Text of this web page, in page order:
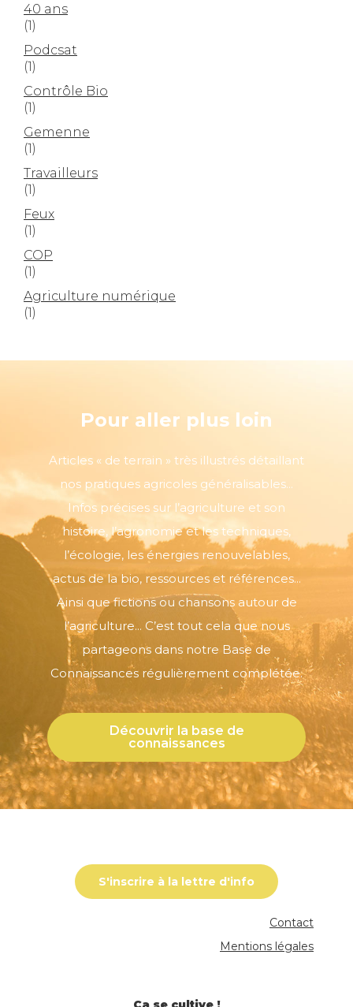
40 ans
(1)
Podcsat
(1)
Contrôle Bio
(1)
Gemenne
(1)
Travailleurs
(1)
Feux
(1)
COP
(1)
Agriculture numérique
(1)
Pour aller plus loin
Articles « de terrain » très illustrés détaillant
nos pratiques agricoles généralisables...
Infos précises sur l’agriculture et son
histoire, l’agronomie et les techniques,
l’écologie, les énergies renouvelables,
actus de la bio, ressources et références...
Ainsi que fictions ou chansons autour de
l’agriculture... C’est tout cela que nous
partageons dans notre Base de
Connaissances régulièrement complétée.
Découvrir la base de
connaissances
S'inscrire à la lettre d'info
Contact
Mentions légales